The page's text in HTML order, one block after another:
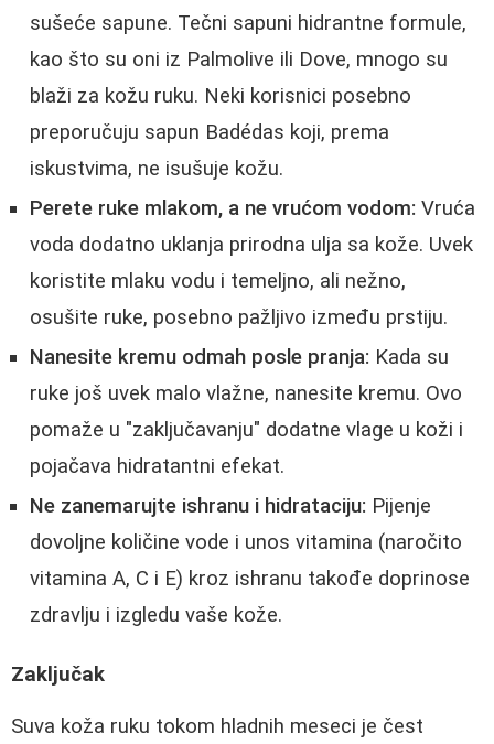
sušeće sapune. Tečni sapuni hidrantne formule,
kao što su oni iz Palmolive ili Dove, mnogo su
blaži za kožu ruku. Neki korisnici posebno
preporučuju sapun Badédas koji, prema
iskustvima, ne isušuje kožu.
Perete ruke mlakom, a ne vrućom vodom: Vruća
voda dodatno uklanja prirodna ulja sa kože. Uvek
koristite mlaku vodu i temeljno, ali nežno,
osušite ruke, posebno pažljivo između prstiju.
Nanesite kremu odmah posle pranja: Kada su
ruke još uvek malo vlažne, nanesite kremu. Ovo
pomaže u "zaključavanju" dodatne vlage u koži i
pojačava hidratantni efekat.
Ne zanemarujte ishranu i hidrataciju: Pijenje
dovoljne količine vode i unos vitamina (naročito
vitamina A, C i E) kroz ishranu takođe doprinose
zdravlju i izgledu vaše kože.
Zaključak
Suva koža ruku tokom hladnih meseci je čest